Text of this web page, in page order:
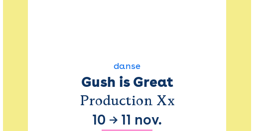
danse
Gush is Great
Production Xx
10 → 11 nov.